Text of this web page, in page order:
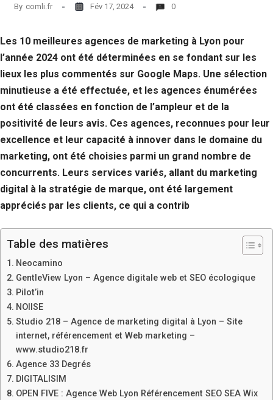
By comli.fr Fév 17, 2024 0
Les 10 meilleures agences de marketing à Lyon pour
l’année 2024 ont été déterminées en se fondant sur les
lieux les plus commentés sur Google Maps. Une sélection
minutieuse a été effectuée, et les agences énumérées
ont été classées en fonction de l’ampleur et de la
positivité de leurs avis. Ces agences, reconnues pour leur
excellence et leur capacité à innover dans le domaine du
marketing, ont été choisies parmi un grand nombre de
concurrents. Leurs services variés, allant du marketing
digital à la stratégie de marque, ont été largement
appréciés par les clients, ce qui a contrib
Table des matières
Neocamino
GentleView Lyon – Agence digitale web et SEO écologique
Pilot’in
NOIISE
Studio 218 – Agence de marketing digital à Lyon – Site
internet, référencement et Web marketing –
www.studio218.fr
Agence 33 Degrés
DIGITALISIM
OPEN FIVE : Agence Web Lyon Référencement SEO SEA Wix